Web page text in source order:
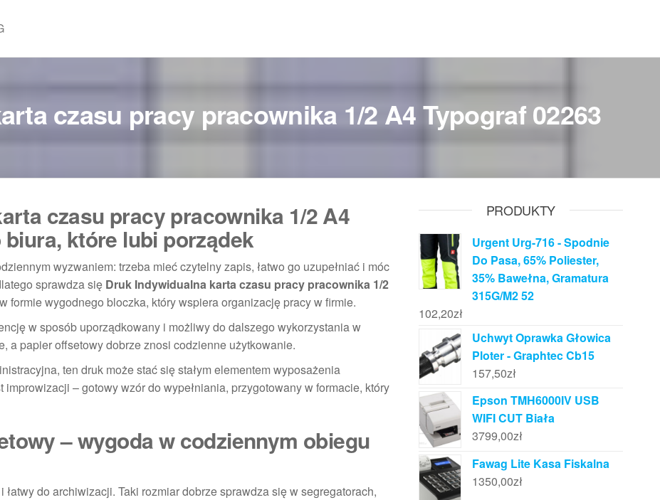
czasu pracy pracownika 1/2 A4 Typograf 02263
czasu pracy pracownika 1/2 A4
które lubi porządek
wyzwaniem: trzeba mieć czytelny zapis, łatwo go uzupełniać i móc
sprawdza się Druk Indywidualna karta czasu pracy pracownika 1/2
formie wygodnego bloczka, który wspiera organizację pracy w firmie.
w sposób uporządkowany i możliwy do dalszego wykorzystania w
a papier offsetowy dobrze znosi codzienne użytkowanie.
ten druk może stać się stałym elementem wyposażenia
– gotowy wzór do wypełniania, przygotowany w formacie, który
– wygoda w codziennym obiegu
łatwy do archiwizacji. Taki rozmiar dobrze sprawdza się w segregatorach,
PRODUKTY
Urgent Urg-716 - Spodnie
Do Pasa, 65% Poliester,
35% Bawełna, Gramatura
315G/M2 52
102,20zł
Uchwyt Oprawka Głowica
Ploter - Graphtec Cb15
157,50zł
Epson TMH6000IV USB
WIFI CUT Biała
3799,00zł
Fawag Lite Kasa Fiskalna
1350,00zł